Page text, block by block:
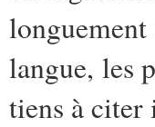
langue, les
tiens à citer